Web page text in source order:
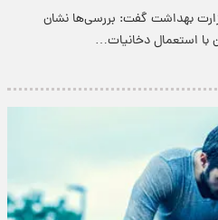
بهداشت گفت: بررسی‌ها نشان
استعمال دخانیات…